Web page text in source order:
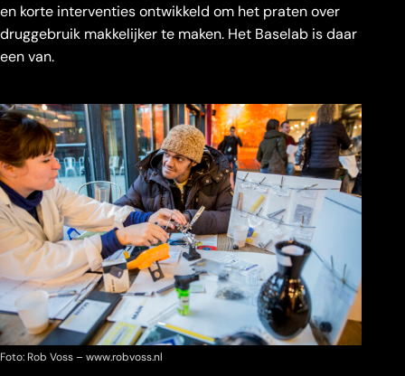
en korte interventies ontwikkeld om het praten over
druggebruik makkelijker te maken. Het Baselab is daar
een van.
Foto: Rob Voss – www.robvoss.nl